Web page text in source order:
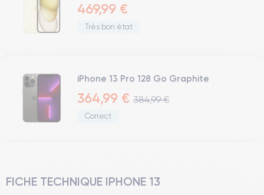
469,99 €
Très bon état
iPhone 13 Pro 128 Go Graphite
364,99 € 384,99 €
Correct
FICHE TECHNIQUE IPHONE 13